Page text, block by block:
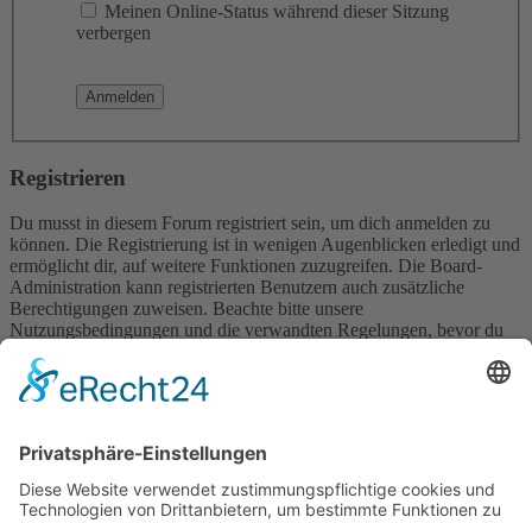
Meinen Online-Status während dieser Sitzung
verbergen
Registrieren
Du musst in diesem Forum registriert sein, um dich anmelden zu
können. Die Registrierung ist in wenigen Augenblicken erledigt und
ermöglicht dir, auf weitere Funktionen zuzugreifen. Die Board-
Administration kann registrierten Benutzern auch zusätzliche
Berechtigungen zuweisen. Beachte bitte unsere
Nutzungsbedingungen und die verwandten Regelungen, bevor du
wenn du dich in diesem Board bewegst.